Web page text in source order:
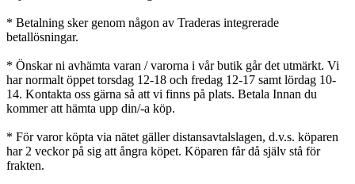
* Betalning sker genom någon av Traderas integrerade
betallösningar.
* Önskar ni avhämta varan / varorna i vår butik går det utmärkt. Vi
har normalt öppet torsdag 12-18 och fredag 12-17 samt lördag 10-
14. Kontakta oss gärna så att vi finns på plats. Betala Innan du
kommer att hämta upp din/-a köp.
* För varor köpta via nätet gäller distansavtalslagen, d.v.s. köparen
har 2 veckor på sig att ångra köpet. Köparen får då själv stå för
frakten.